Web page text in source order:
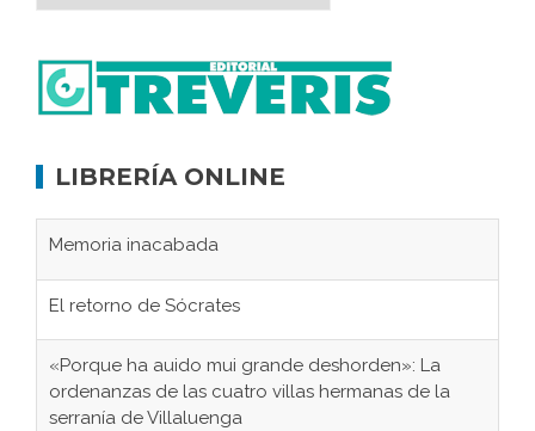
LIBRERÍA ONLINE
Memoria inacabada
El retorno de Sócrates
«Porque ha auido mui grande deshorden»: La
ordenanzas de las cuatro villas hermanas de la
serranía de Villaluenga